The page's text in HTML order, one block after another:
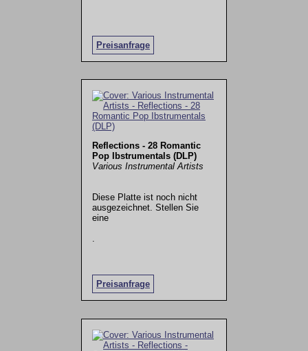
Preisanfrage
Reflections - 28 Romantic
Pop Ibstrumentals (DLP)
Various Instrumental Artists
Diese Platte ist noch nicht
ausgezeichnet. Stellen Sie
eine
Preisanfrage
.